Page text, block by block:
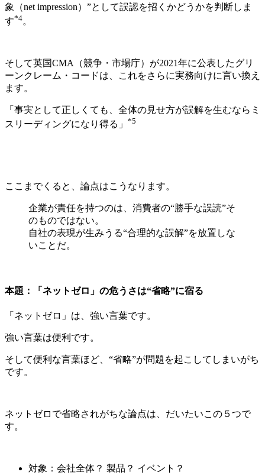
象（net impression）”として誤認を招くかどうかを判断しま
す*4。
そして英国CMA（競争・市場庁）が2021年に公表したグリ
ーンクレーム・コードは、これをさらに実務向けに言い換え
ます。
「事実として正しくても、全体の見せ方が誤解を生むならミ
スリーディングになり得る」 *5
ここまでくると、論点はこうなります。
企業が責任を持つのは、消費者の“勝手な誤読”そ
のものではない。
自社の表現が生みうる“合理的な誤解”を放置しな
いことだ。
本題：「ネットゼロ」の危うさは“省略”に宿る
「ネットゼロ」は、強い言葉です。
強い言葉は便利です。
そして便利な言葉ほど、“省略”が問題を起こしてしまいがち
です。
ネットゼロで省略されがちな論点は、だいたいこの５つで
す。
対象：会社全体？ 製品？ イベント？